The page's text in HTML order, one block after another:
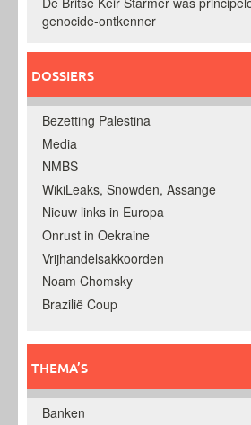
genocide-ontkenner
DOSSIERS
Bezetting Palestina
Media
NMBS
WikiLeaks, Snowden, Assange
Nieuw links in Europa
Onrust in Oekraine
Vrijhandelsakkoorden
Noam Chomsky
Brazilië Coup
THEMA’S
Banken